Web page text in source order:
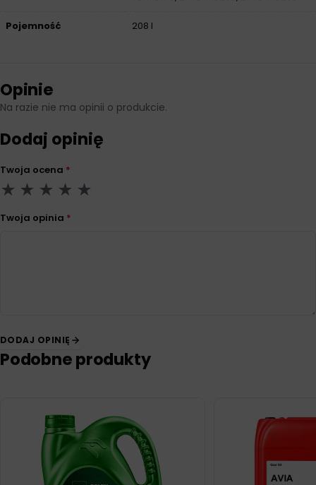
Pojemność 208 l
Opinie
Na razie nie ma opinii o produkcie.
Dodaj opinię
Twoja ocena *
Twoja opinia *
DODAJ OPINIĘ
Podobne produkty